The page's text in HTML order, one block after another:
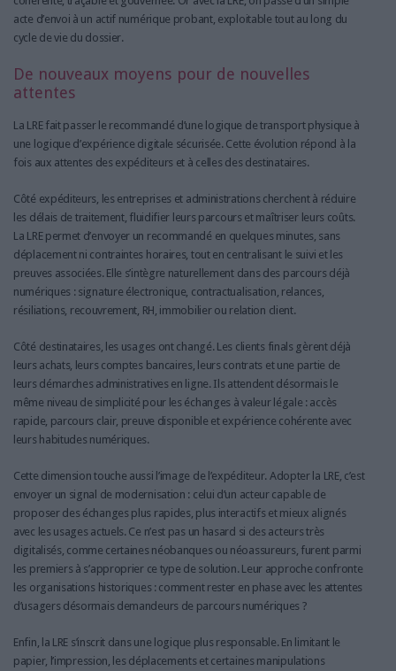
acte d’envoi à un actif numérique probant, exploitable tout au long du
cycle de vie du dossier.
De nouveaux moyens pour de nouvelles
attentes
La LRE fait passer le recommandé d’une logique de transport physique à
une logique d’expérience digitale sécurisée. Cette évolution répond à la
fois aux attentes des expéditeurs et à celles des destinataires.
Côté expéditeurs, les entreprises et administrations cherchent à réduire
les délais de traitement, fluidifier leurs parcours et maîtriser leurs coûts.
La LRE permet d’envoyer un recommandé en quelques minutes, sans
déplacement ni contraintes horaires, tout en centralisant le suivi et les
preuves associées. Elle s’intègre naturellement dans des parcours déjà
numériques : signature électronique, contractualisation, relances,
résiliations, recouvrement, RH, immobilier ou relation client.
Côté destinataires, les usages ont changé. Les clients finals gèrent déjà
leurs achats, leurs comptes bancaires, leurs contrats et une partie de
leurs démarches administratives en ligne. Ils attendent désormais le
même niveau de simplicité pour les échanges à valeur légale : accès
rapide, parcours clair, preuve disponible et expérience cohérente avec
leurs habitudes numériques.
Cette dimension touche aussi l’image de l’expéditeur. Adopter la LRE, c’est
envoyer un signal de modernisation : celui d’un acteur capable de
proposer des échanges plus rapides, plus interactifs et mieux alignés
avec les usages actuels. Ce n’est pas un hasard si des acteurs très
digitalisés, comme certaines néobanques ou néoassureurs, furent parmi
les premiers à s’approprier ce type de solution. Leur approche confronte
les organisations historiques : comment rester en phase avec les attentes
d’usagers désormais demandeurs de parcours numériques ?
Enfin, la LRE s’inscrit dans une logique plus responsable. En limitant le
papier, l’impression, les déplacements et certaines manipulations